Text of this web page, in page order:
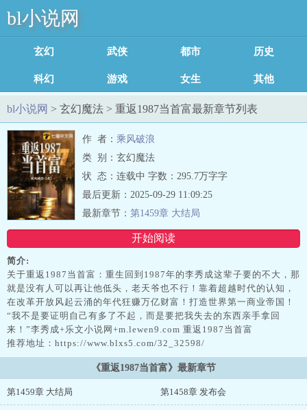
bl小说网
玄幻魔法 武侠修真 都市言情 历史军事
科幻灵异 游戏竞技 女生耽美 其他类型
足迹记录
bl小说网 > 玄幻魔法 > 重返1987当首富最新章节列表
作 者： 乘风破浪
类 别：玄幻魔法
状 态：连载中 字数：295.7万字字
开始阅读
最后更新：2025-09-29 11:09:25
最新章节： 第1459章 大结局
简介:
关于重返1987当首富：重生回到1987年的李秀成这辈子要的不大，那
就是没有人可以再让他低头，老天爷也不行！靠着超越时代的认知，
在改革开放风起云涌的年代狂赚万亿财富！打造世界第一商业帝国！
“我不是要证明自己有多了不起，而是要把我失去的东西亲手拿回
来！”李秀成+乐文小说网+m.lewen9.com 重返1987当首富
推荐地址：https://www.blxs5.com/32_32598/
《重返1987当首富》最新章节
第1459章 大结局 第1458章 发布会